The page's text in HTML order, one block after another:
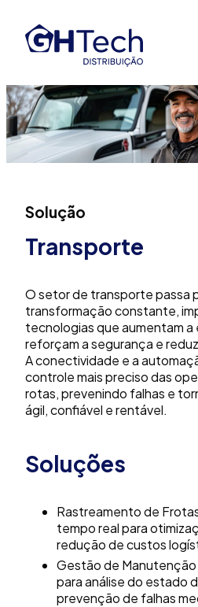
Solução
Transporte
O setor de transporte passa
transformação constante,
tecnologias que aumentam
reforçam a segurança e
A conectividade e a
controle mais preciso das
rotas, prevenindo falhas e
ágil, confiável e rentável.
Soluções
Rastreamento de
tempo real para
redução de custos
Gestão de
para análise do estado
prevenção de falhas